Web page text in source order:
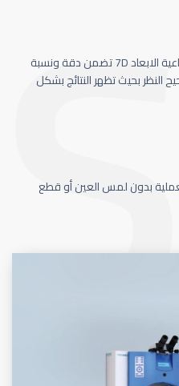
كاميرا تتبع حركة العين سباعية الابعاد 7D تضمن دقة ونسبة
النظر بحيث تظهر النتائج بشكل
بدون لمس العين أو قطع